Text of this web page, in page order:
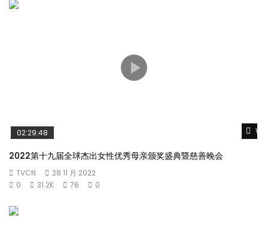
02:29:48
2022第十九届全球杰出女性优秀母亲颁奖盛典暨慈善晚会
TVCN
28 11 月 2022
0
31.2K 76 0